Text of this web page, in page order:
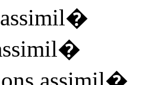
�
�